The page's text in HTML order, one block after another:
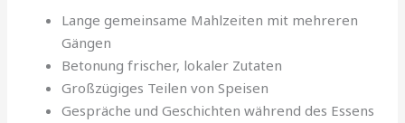
Lange gemeinsame Mahlzeiten mit mehreren
Gängen
Betonung frischer, lokaler Zutaten
Großzügiges Teilen von Speisen
Gespräche und Geschichten während des Essens